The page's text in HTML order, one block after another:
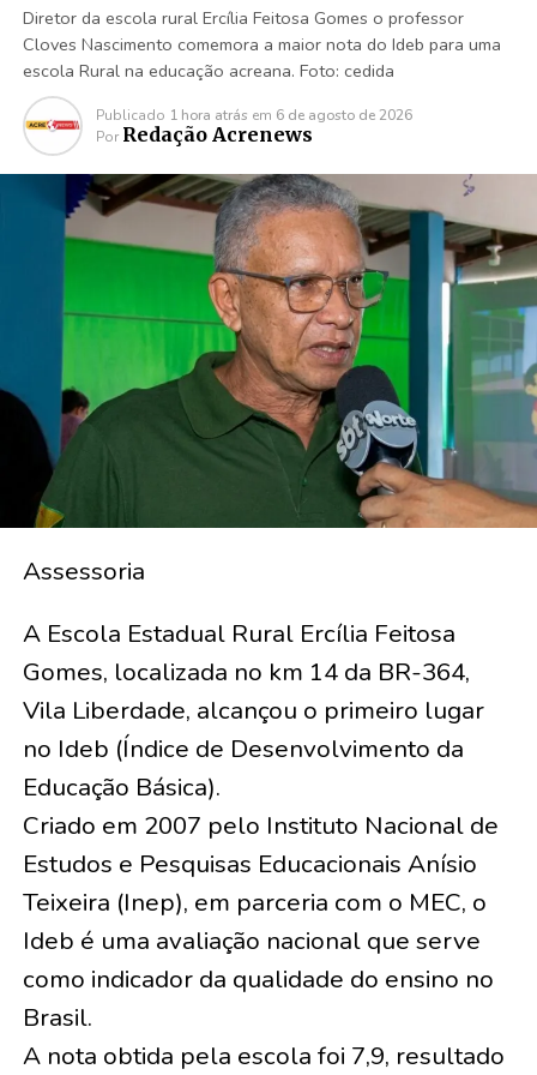
Diretor da escola rural Ercília Feitosa Gomes o professor
Cloves Nascimento comemora a maior nota do Ideb para uma
escola Rural na educação acreana. Foto: cedida
Publicado 1 hora atrás em 6 de agosto de 2026
Por Redação Acrenews
Assessoria
A Escola Estadual Rural Ercília Feitosa
Gomes, localizada no km 14 da BR-364,
Vila Liberdade, alcançou o primeiro lugar
no Ideb (Índice de Desenvolvimento da
Educação Básica).
Criado em 2007 pelo Instituto Nacional de
Estudos e Pesquisas Educacionais Anísio
Teixeira (Inep), em parceria com o MEC, o
Ideb é uma avaliação nacional que serve
como indicador da qualidade do ensino no
Brasil.
A nota obtida pela escola foi 7,9, resultado